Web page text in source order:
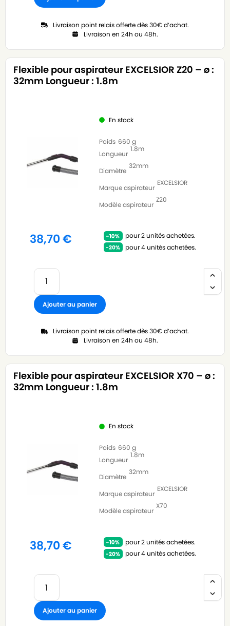
Livraison point relais offerte dès 30€ d’achat.
Livraison en 24h ou 48h.
Flexible pour aspirateur EXCELSIOR Z20 – ø :
32mm Longueur : 1.8m
En stock
Poids 660 g
Longueur
1.8m
Diamètre
32mm
Marque aspirateur
EXCELSIOR
Modèle aspirateur
Z20
38,70€
pour 2 unités achetées.
pour 4 unités achetées.
Ajouter au panier
Livraison point relais offerte dès 30€ d’achat.
Livraison en 24h ou 48h.
Flexible pour aspirateur EXCELSIOR X70 – ø :
32mm Longueur : 1.8m
En stock
Poids 660 g
Longueur
1.8m
Diamètre
32mm
Marque aspirateur
EXCELSIOR
Modèle aspirateur
X70
38,70€
pour 2 unités achetées.
pour 4 unités achetées.
Ajouter au panier